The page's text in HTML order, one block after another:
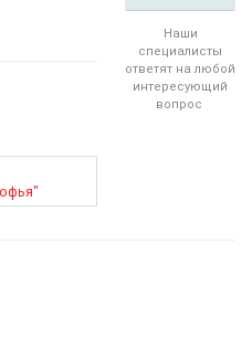
Наши
специалисты
ответят на любой
интересующий
вопрос